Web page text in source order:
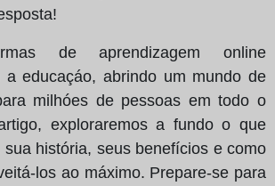
de aprendizagem online
a educaçáo, abrindo um mundo de
milhóes de pessoas em todo o
exploraremos a fundo o que
história, seus benefícios e como
los ao máximo. Prepare-se para